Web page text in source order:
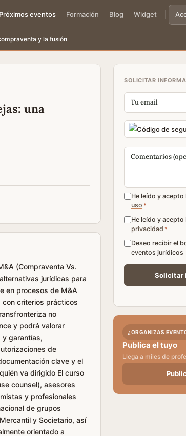
Próximos eventos Formación Blog Widget
y la fusión
una
(Compraventa Vs.
jurídicas para
en procesos de M&A
con criterios prácticos
no
y podrá valorar
y garantías,
de
clave y el
va dirigido El curso
counsel), asesores
y profesionales
de grupos
y Societario, así
orientado a
SOLICITAR
He leído y acepto
uso *
He leído y acepto
privacidad *
Deseo recibir el
eventos jurídicos
¿ORGANIZAS
Publica el tuyo
Llega a miles de